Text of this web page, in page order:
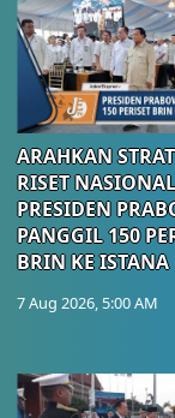
ARAHKAN
RISET
PRESIDEN
PANGGIL 150
BRIN KE ISTANA
7 Aug 2026, 5:00 AM